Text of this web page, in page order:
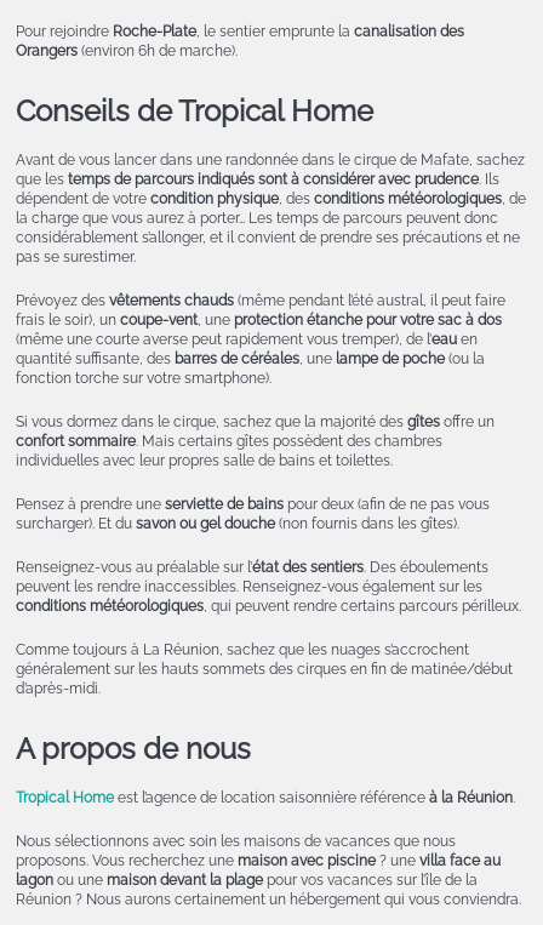
Pour rejoindre Roche-Plate, le sentier emprunte la canalisation des
Orangers(environ 6h de marche).
Conseils de Tropical Home
Avant de vous lancer dans une randonnée dans le cirque de Mafate, sachez
que les temps de parcours indiqués sont à considérer avec prudence. Ils
dépendent de votre condition physique, des conditions météorologiques, de
la charge que vous aurez à porter… Les temps de parcours peuvent donc
considérablement s’allonger, et il convient de prendre ses précautions et ne
pas se surestimer.
Prévoyez des vêtements chauds(même pendant l’été austral, il peut faire
frais le soir), un coupe-vent, une protection étanche pour votre sac à dos
(même une courte averse peut rapidement vous tremper), de l’eau en
quantité suffisante, des barres de céréales, une lampe de poche(ou la
fonction torche sur votre smartphone).
Si vous dormez dans le cirque, sachez que la majorité des gîtesoffre un
confort sommaire. Mais certains gîtes possèdent des chambres
individuelles avec leur propres salle de bains et toilettes.
Pensez à prendre une serviette de bainspour deux (afin de ne pas vous
surcharger). Et du savon ou gel douche(non fournis dans les gîtes).
Renseignez-vous au préalable sur l’état des sentiers. Des éboulements
peuvent les rendre inaccessibles. Renseignez-vous également sur les
conditions météorologiques, qui peuvent rendre certains parcours périlleux.
Comme toujours à La Réunion, sachez que les nuages s’accrochent
généralement sur les hauts sommets des cirques en fin de matinée/début
d’après-midi.
A propos de nous
Tropical Homeest l’agence de location saisonnière référence à la Réunion.
Nous sélectionnons avec soin les maisons de vacances que nous
proposons. Vous recherchez une maison avec piscine? une villa face au
lagonou une maison devant la plagepour vos vacances sur l’île de la
Réunion ? Nous aurons certainement un hébergement qui vous conviendra.